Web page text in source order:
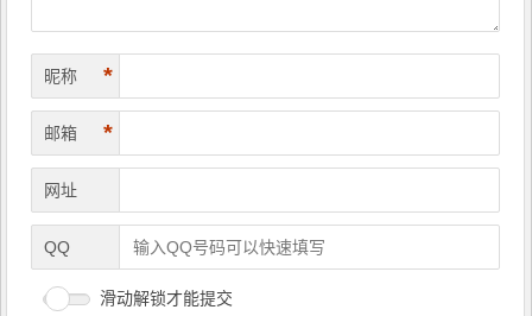
昵称 *
邮箱 *
网址
QQ
滑动解锁才能提交